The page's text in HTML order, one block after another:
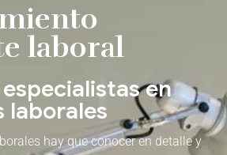
ABOGADO EN
CONCURSAL
REESTRUCTURACIÓN
ABOGADO EN
EQUIPO
OFICINAS
DESPACHO
ABOGADOS EN
ACTUALIDAD
laboral
en
laborales
hay que conocer en detalle y